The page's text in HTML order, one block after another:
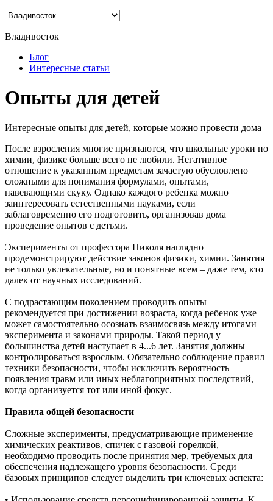
Владивосток
Блог
Интересные статьи
Опыты для детей
Интересные опыты для детей, которые можно провести дома
После взросления многие признаются, что школьные уроки по
химии, физике больше всего не любили. Негативное
отношение к указанным предметам зачастую обусловлено
сложными для понимания формулами, опытами,
навевающими скуку. Однако каждого ребенка можно
заинтересовать естественными науками, если
заблаговременно его подготовить, организовав дома
проведение опытов с детьми.
Эксперименты от профессора Николя наглядно
продемонстрируют действие законов физики, химии. Занятия
не только увлекательные, но и понятные всем – даже тем, кто
далек от научных исследований.
С подрастающим поколением проводить опыты
рекомендуется при достижении возраста, когда ребенок уже
может самостоятельно осознать взаимосвязь между итогами
эксперимента и законами природы. Такой период у
большинства детей наступает в 4...6 лет. Занятия должны
контролироваться взрослым. Обязательно соблюдение правил
техники безопасности, чтобы исключить вероятность
появления травм или иных неблагоприятных последствий,
когда организуется тот или иной фокус.
Правила общей безопасности
Сложные эксперименты, предусматривающие применение
химических реактивов, спичек с газовой горелкой,
необходимо проводить после принятия мер, требуемых для
обеспечения надлежащего уровня безопасности. Среди
базовых принципов следует выделить три ключевых аспекта: